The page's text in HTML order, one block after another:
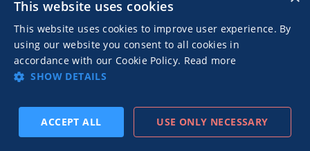
estrategia de compra de medios siga siendo
relevante más allá del próximo trimestre.
La planificación impulsada por IA se
agudiza
This website uses cookies
This website uses cookies to improve user experience. By
using our website you consent to all cookies in
accordance with our Cookie Policy. Read more
SHOW DETAILS
ACCEPT ALL USE ONLY NECESSARY